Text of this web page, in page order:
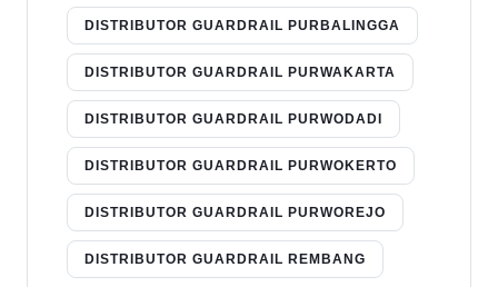
DISTRIBUTOR GUARDRAIL PURBALINGGA
DISTRIBUTOR GUARDRAIL PURWAKARTA
DISTRIBUTOR GUARDRAIL PURWODADI
DISTRIBUTOR GUARDRAIL PURWOKERTO
DISTRIBUTOR GUARDRAIL PURWOREJO
DISTRIBUTOR GUARDRAIL REMBANG